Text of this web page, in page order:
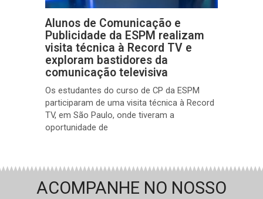
Alunos de Comunicação e
Publicidade da ESPM realizam
visita técnica à Record TV e
exploram bastidores da
comunicação televisiva
Os estudantes do curso de CP da ESPM
participaram de uma visita técnica à Record
TV, em São Paulo, onde tiveram a
oportunidade de
ACOMPANHE NO NOSSO